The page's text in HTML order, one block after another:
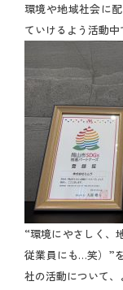
環境や地域社会に
ていけるよう活動中
“環境にやさしく、
従業員にも…笑）”
社の活動について